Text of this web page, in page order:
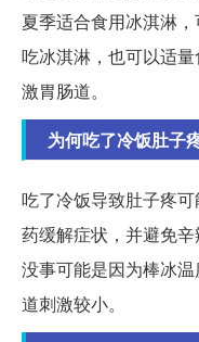
夏季适合食用冰淇淋
吃冰淇淋，也可以适
激胃肠道。
为何吃了冷饭肚子
吃了冷饭导致肚子疼
药缓解症状，并避免
没事可能是因为棒冰
道刺激较小。